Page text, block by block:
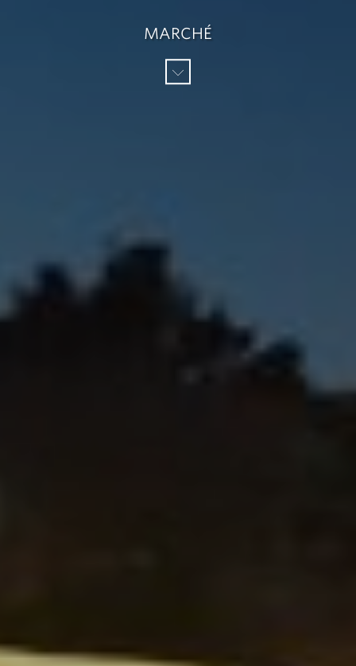
MARCHÉ